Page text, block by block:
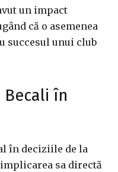
un impact
că o asemenea
succesul unui club
în
în deciziile de la
sa directă